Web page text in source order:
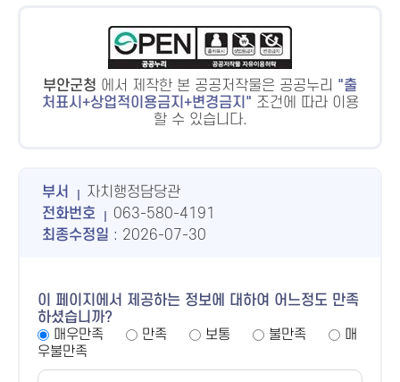
부안군청 에서 제작한 본 공공저작물은 공공누리
출
처표시+상업적이용금지+변경금지
조건에 따라 이용
할 수 있습니다.
부서
자치행정담당관
전화번호
063-580-4191
최종수정일 : 2026-07-30
이 페이지에서 제공하는 정보에 대하여 어느정도 만족
하셨습니까?
매우만족
만족 보통 불만족
매
우불만족